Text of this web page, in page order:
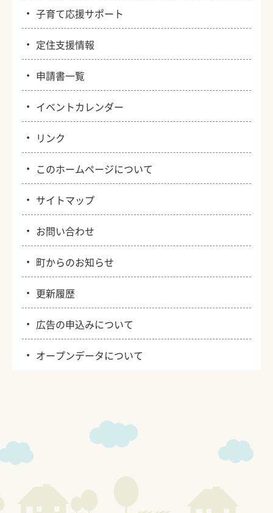
・子育て応援サポート
・ 定住支援情報
・ 申請書一覧
・ イベントカレンダー
・ リンク
・ このホームページについて
・ サイトマップ
・ お問い合わせ
・ 町からのお知らせ
・ 更新履歴
・ 広告の申込みについて
・ オープンデータについて